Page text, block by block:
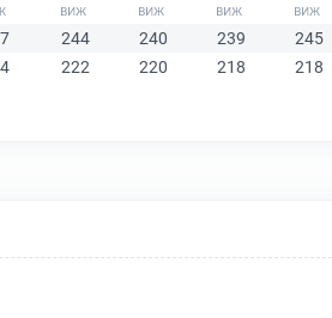
244 240 239 245
222 220 218 218